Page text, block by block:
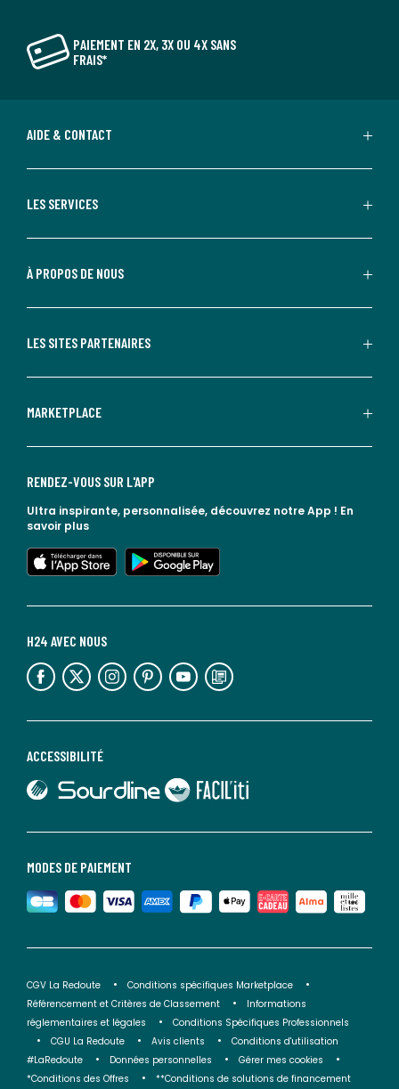
PAIEMENT EN 2X, 3X OU 4X SANS
FRAIS*
AIDE & CONTACT
LES SERVICES
À PROPOS DE NOUS
LES SITES PARTENAIRES
MARKETPLACE
MODES DE PAIEMENT
ACCESSIBILITÉ
lien vers Sourdline
lien vers Faciliti
H24 AVEC NOUS
lien vers l'espace réseaux sociaux lien vers l'espace réseaux sociaux lien vers l'espace réseaux sociaux lien vers l'espace réseaux sociaux lien vers l'espace réseaux sociaux lien vers le blog la redoute
RENDEZ-VOUS SUR L'APP
Ultra inspirante, personnalisée, découvrez notre App ! En
savoir plus
lien vers l'app store
lien vers google play
CGV La Redoute
Conditions spécifiques Marketplace
Référencement et Critères de Classement
Informations
réglementaires et légales
Conditions Spécifiques Professionnels
CGU La Redoute
Avis clients
Conditions d'utilisation
#LaRedoute
Données personnelles
Gérer mes cookies
*Conditions des Offres
**Conditions de solutions de financement